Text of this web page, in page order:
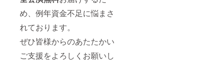
め、例年資金不足に悩まさ
れております。
ぜひ皆様からのあたたかい
ご支援をよろしくお願いし